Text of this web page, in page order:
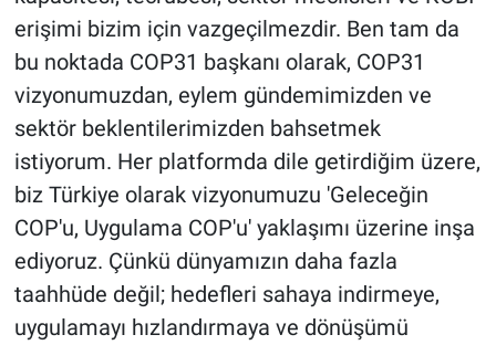
erişimi bizim için vazgeçilmezdir. Ben tam da
bu noktada COP31 başkanı olarak, COP31
vizyonumuzdan, eylem gündemimizden ve
sektör beklentilerimizden bahsetmek
istiyorum. Her platformda dile getirdiğim üzere,
biz Türkiye olarak vizyonumuzu 'Geleceğin
COP'u, Uygulama COP'u' yaklaşımı üzerine inşa
ediyoruz. Çünkü dünyamızın daha fazla
taahhüde değil; hedefleri sahaya indirmeye,
uygulamayı hızlandırmaya ve dönüşümü